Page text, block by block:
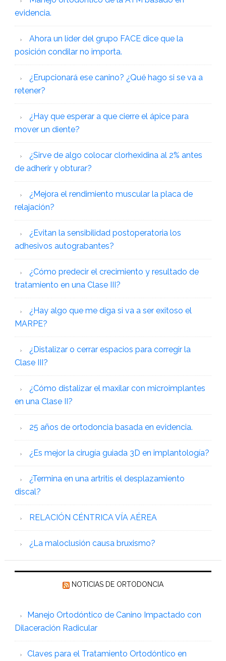
evidencia.
Ahora un líder del grupo FACE dice que la
posición condilar no importa.
¿Erupcionará ese canino? ¿Qué hago si se va a
retener?
¿Hay que esperar a que cierre el ápice para
mover un diente?
¿Sirve de algo colocar clorhexidina al 2% antes
de adherir y obturar?
¿Mejora el rendimiento muscular la placa de
relajación?
¿Evitan la sensibilidad postoperatoria los
adhesivos autograbantes?
¿Cómo predecir el crecimiento y resultado de
tratamiento en una Clase III?
¿Hay algo que me diga si va a ser exitoso el
MARPE?
¿Distalizar o cerrar espacios para corregir la
Clase III?
¿Cómo distalizar el maxilar con microimplantes
en una Clase II?
25 años de ortodoncia basada en evidencia.
¿Es mejor la cirugía guiada 3D en implantología?
¿Termina en una artritis el desplazamiento
discal?
RELACIÓN CÉNTRICA VÍA AÉREA
¿La maloclusión causa bruxismo?
NOTICIAS DE ORTODONCIA
Manejo Ortodóntico de Canino Impactado con
Dilaceración Radicular
Claves para el Tratamiento Ortodóntico en